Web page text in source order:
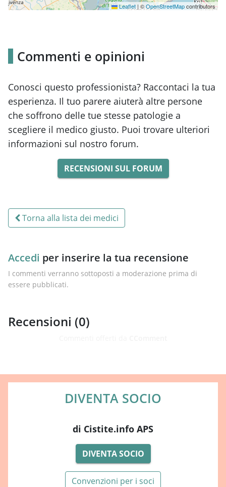
Leaflet | ©OpenStreetMapcontributors
Commenti e opinioni
Conosci questo professionista? Raccontaci la tua
esperienza. Il tuo parere aiuterà altre persone
che soffrono delle tue stesse patologie a
scegliere il medico giusto. Puoi trovare ulteriori
informazioni sul nostro forum.
RECENSIONI SUL FORUM
Torna alla lista dei medici
Accedi per inserire la tua recensione
I commenti verranno sottoposti a moderazione prima di
essere pubblicati.
Recensioni (0)
DIVENTA SOCIO
di Cistite.info APS
DIVENTA SOCIO
Convenzioni per i soci